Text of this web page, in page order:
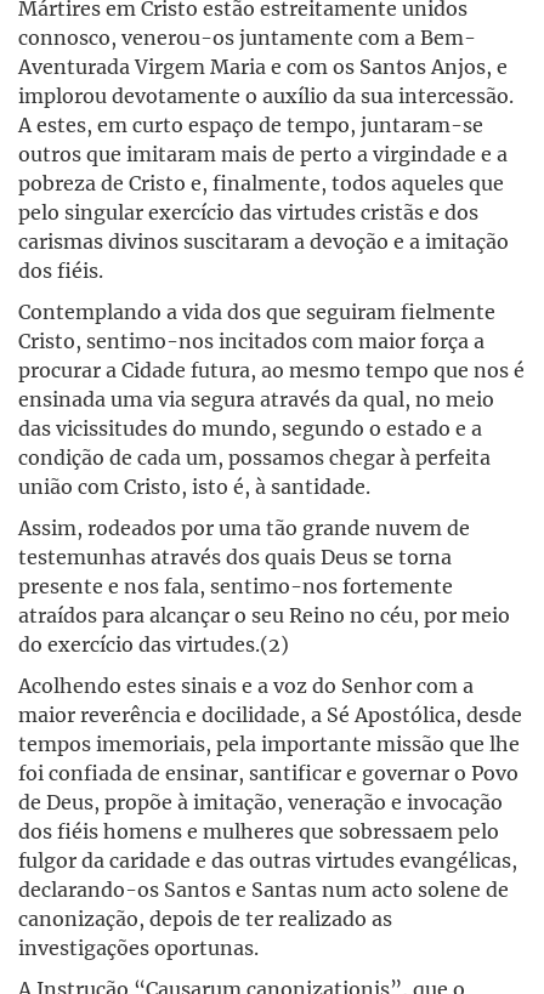
Mártires em Cristo estão estreitamente unidos
connosco, venerou-os juntamente com a Bem-
Aventurada Virgem Maria e com os Santos Anjos, e
implorou devotamente o auxílio da sua intercessão.
A estes, em curto espaço de tempo, juntaram-se
outros que imitaram mais de perto a virgindade e a
pobreza de Cristo e, finalmente, todos aqueles que
pelo singular exercício das virtudes cristãs e dos
carismas divinos suscitaram a devoção e a imitação
dos fiéis.
Contemplando a vida dos que seguiram fielmente
Cristo, sentimo-nos incitados com maior força a
procurar a Cidade futura, ao mesmo tempo que nos é
ensinada uma via segura através da qual, no meio
das vicissitudes do mundo, segundo o estado e a
condição de cada um, possamos chegar à perfeita
união com Cristo, isto é, à santidade.
Assim, rodeados por uma tão grande nuvem de
testemunhas através dos quais Deus se torna
presente e nos fala, sentimo-nos fortemente
atraídos para alcançar o seu Reino no céu, por meio
do exercício das virtudes.(2)
Acolhendo estes sinais e a voz do Senhor com a
maior reverência e docilidade, a Sé Apostólica, desde
tempos imemoriais, pela importante missão que lhe
foi confiada de ensinar, santificar e governar o Povo
de Deus, propõe à imitação, veneração e invocação
dos fiéis homens e mulheres que sobressaem pelo
fulgor da caridade e das outras virtudes evangélicas,
declarando-os Santos e Santas num acto solene de
canonização, depois de ter realizado as
investigações oportunas.
A Instrução “Causarum canonizationis”, que o